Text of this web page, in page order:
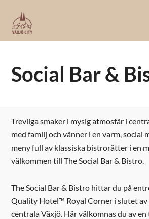
Social Bar &
Trevliga smaker i mysig atmosfär i
med familj och vänner i en varm, social
meny full av klassiska bistrorätter i en
välkommen till The Social Bar & Bistro.
The Social Bar & Bistro hittar du på
Quality Hotel™ Royal Corner i slutet av
centrala Växjö. Här välkomnas du av